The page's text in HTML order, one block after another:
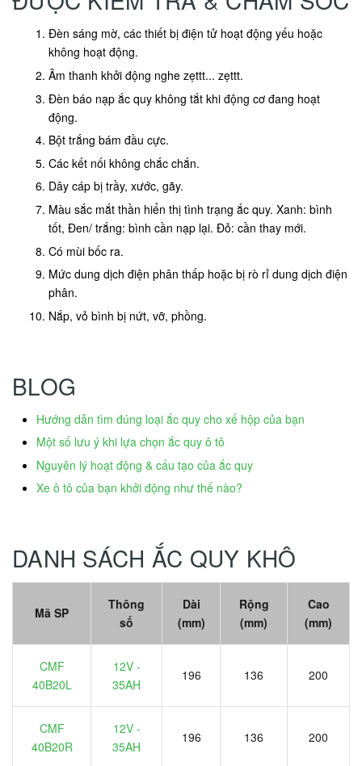
Đèn sáng mờ, các thiết bị điện tử hoạt động yếu hoặc
không hoạt động.
Âm thanh khởi động nghe zẹttt... zẹttt.
Đèn báo nạp ắc quy không tắt khi động cơ đang hoạt
động.
Bột trắng bám đầu cực.
Các kết nối không chắc chắn.
Dây cáp bị trầy, xước, gãy.
Màu sắc mắt thần hiển thị tình trạng ắc quy. Xanh: bình
tốt, Đen/ trắng: bình cần nạp lại. Đỏ: cần thay mới.
Có mùi bốc ra.
Mức dung dịch điện phân thấp hoặc bị rò rỉ dung dịch điện
phân.
Nắp, vỏ bình bị nứt, vỡ, phồng.
BLOG
Hướng dẫn tìm đúng loại ắc quy cho xế hộp của bạn
Một số lưu ý khi lựa chọn ắc quy ô tô
Nguyên lý hoạt động & cấu tạo của ắc quy
Xe ô tô của bạn khởi động như thế nào?
DANH SÁCH ẮC QUY KHÔ
Mã SP
Thông
số
Dài
(mm)
Rộng
(mm)
Cao
(mm)
CMF
40B20L
12V -
35AH
196 136 200
CMF
40B20R
12V -
35AH
196 136 200